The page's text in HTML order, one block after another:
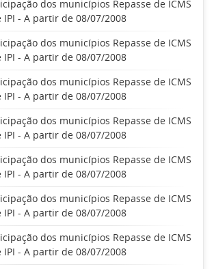
dos municípios Repasse de ICMS
IPI - A partir de 08/07/2008
dos municípios Repasse de ICMS
IPI - A partir de 08/07/2008
dos municípios Repasse de ICMS
IPI - A partir de 08/07/2008
dos municípios Repasse de ICMS
IPI - A partir de 08/07/2008
dos municípios Repasse de ICMS
IPI - A partir de 08/07/2008
dos municípios Repasse de ICMS
IPI - A partir de 08/07/2008
dos municípios Repasse de ICMS
IPI - A partir de 08/07/2008